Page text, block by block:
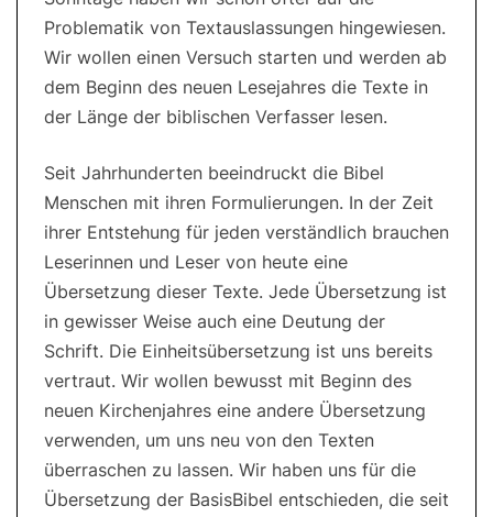
Problematik von Textauslassungen hingewiesen.
Wir wollen einen Versuch starten und werden ab
dem Beginn des neuen Lesejahres die Texte in
der Länge der biblischen Verfasser lesen.
Seit Jahrhunderten beeindruckt die Bibel
Menschen mit ihren Formulierungen. In der Zeit
ihrer Entstehung für jeden verständlich brauchen
Leserinnen und Leser von heute eine
Übersetzung dieser Texte. Jede Übersetzung ist
in gewisser Weise auch eine Deutung der
Schrift. Die Einheitsübersetzung ist uns bereits
vertraut. Wir wollen bewusst mit Beginn des
neuen Kirchenjahres eine andere Übersetzung
verwenden, um uns neu von den Texten
überraschen zu lassen. Wir haben uns für die
Übersetzung der BasisBibel entschieden, die seit